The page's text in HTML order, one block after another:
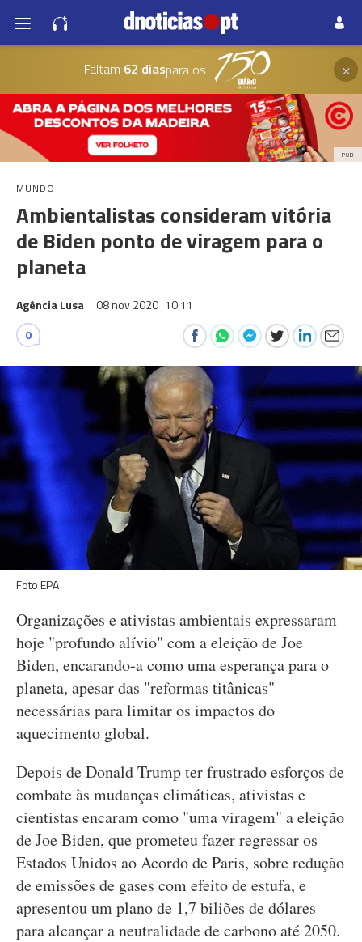
Faltam 62 diaspara os ×
PUB
MUNDO
Ambientalistas consideram vitória
de Biden ponto de viragem para o
planeta
Agência Lusa 08 nov 2020 10:11
0
Foto EPA
Organizações e ativistas ambientais expressaram
hoje "profundo alívio" com a eleição de Joe
Biden, encarando-a como uma esperança para o
planeta, apesar das "reformas titânicas"
necessárias para limitar os impactos do
aquecimento global.
Depois de Donald Trump ter frustrado esforços de
combate às mudanças climáticas, ativistas e
cientistas encaram como "uma viragem" a eleição
de Joe Biden, que prometeu fazer regressar os
Estados Unidos ao Acordo de Paris, sobre redução
de emissões de gases com efeito de estufa, e
apresentou um plano de 1,7 biliões de dólares
para alcançar a neutralidade de carbono até 2050.